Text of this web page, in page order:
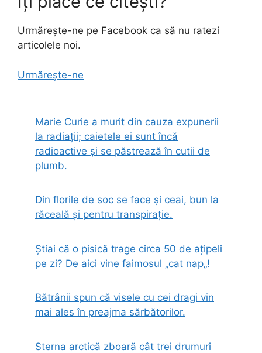
Urmărește-ne pe Facebook ca să nu ratezi
articolele noi.
Urmărește-ne
Marie Curie a murit din cauza expunerii
la radiații; caietele ei sunt încă
radioactive și se păstrează în cutii de
plumb.
Din florile de soc se face și ceai, bun la
răceală și pentru transpirație.
Știai că o pisică trage circa 50 de ațipeli
pe zi? De aici vine faimosul „cat nap„!
Bătrânii spun că visele cu cei dragi vin
mai ales în preajma sărbătorilor.
Sterna arctică zboară cât trei drumuri